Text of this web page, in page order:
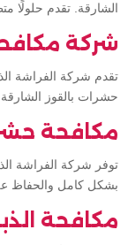
الشارقة. تقدم حلولًا
شركة
تقدم شركة الفراشة
حشرات بالقوز
مكافحة
توفر شركة الفراشة
بشكل كامل والحفاظ
مكافحة